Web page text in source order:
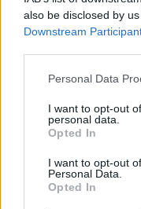
also be disclosed by
Downstream
Personal Data
I want to opt-out
personal data.
Opted In
I want to opt-out
Personal Data.
Opted In
*Mladi Karl
ob 20.00
Kino Velenje
vstop:4 €
Filmsko gledališče